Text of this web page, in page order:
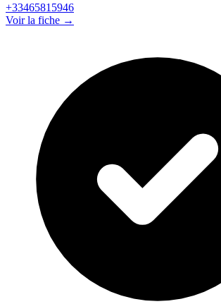
+33465815946
Voir la fiche →